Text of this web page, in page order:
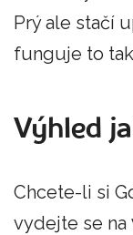
Prý ale stačí
funguje to
Výhled
Chcete-li si
vydejte se na